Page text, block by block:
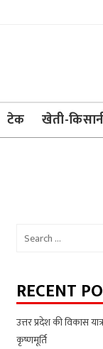
टेक खेती-
Search
RECENT
उत्तर प्रदेश की विकास
कृष्णमूर्ति